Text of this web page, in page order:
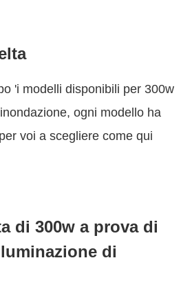
'i modelli disponibili per 300w
ogni modello ha
voi a scegliere come qui
di 300w a prova di
di